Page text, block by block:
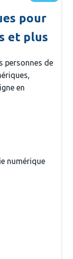
pour
et plus
personnes de
en